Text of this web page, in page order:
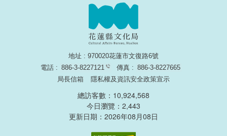
地址 : 970020花蓮市文復路6號
電話 : 886-3-8227121 傳真 : 886-3-8227665
局長信箱
隱私權及資訊安全政策宣示
總訪客數：10,924,568
今日瀏覽：2,443
更新日期：2026年08月08日